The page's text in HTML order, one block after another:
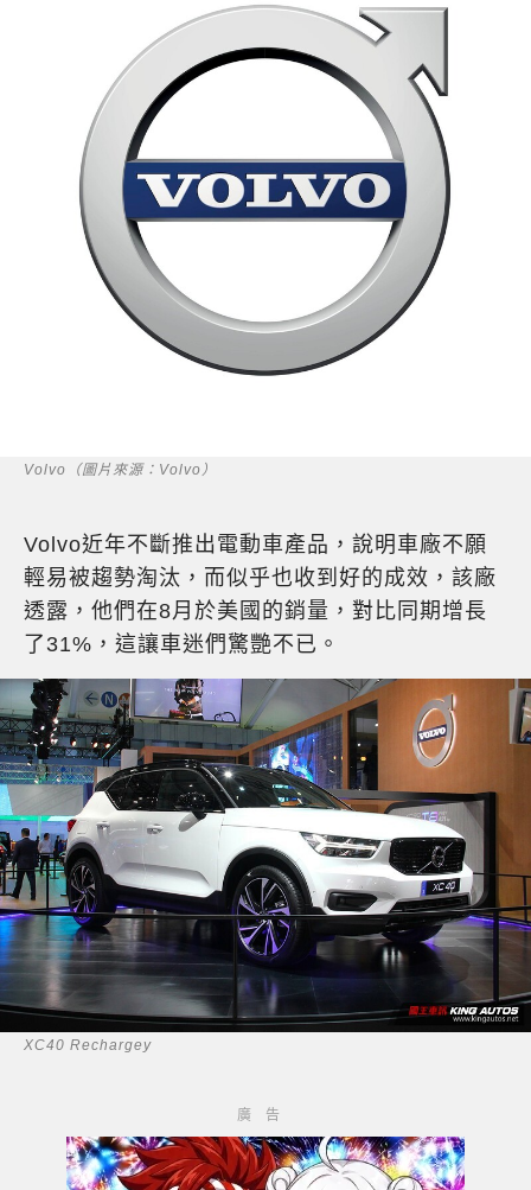
Volvo（圖片來源：Volvo）
Volvo近年不斷推出電動車產品，說明車廠不願
輕易被趨勢淘汰，而似乎也收到好的成效，該廠
透露，他們在8月於美國的銷量，對比同期增長
了31%，這讓車迷們驚艷不已。
XC40 Rechargey